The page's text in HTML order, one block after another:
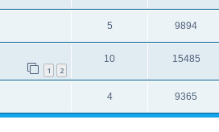
5 9894
1 2
10 15485
4 9365